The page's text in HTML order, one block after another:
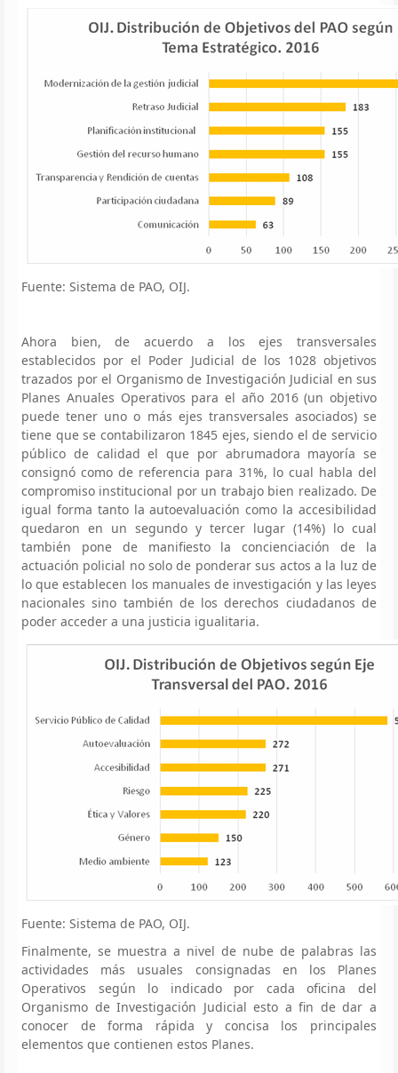
Fuente: Sistema de PAO, OIJ.
Ahora bien, de acuerdo a los ejes transversales
establecidos por el Poder Judicial de los 1028 objetivos
trazados por el Organismo de Investigación Judicial en sus
Planes Anuales Operativos para el año 2016 (un objetivo
puede tener uno o más ejes transversales asociados) se
tiene que se contabilizaron 1845 ejes, siendo el de servicio
público de calidad el que por abrumadora mayoría se
consignó como de referencia para 31%, lo cual habla del
compromiso institucional por un trabajo bien realizado. De
igual forma tanto la autoevaluación como la accesibilidad
quedaron en un segundo y tercer lugar (14%) lo cual
también pone de manifiesto la concienciación de la
actuación policial no solo de ponderar sus actos a la luz de
lo que establecen los manuales de investigación y las leyes
nacionales sino también de los derechos ciudadanos de
poder acceder a una justicia igualitaria.
Fuente: Sistema de PAO, OIJ.
Finalmente, se muestra a nivel de nube de palabras las
actividades más usuales consignadas en los Planes
Operativos según lo indicado por cada oficina del
Organismo de Investigación Judicial esto a fin de dar a
conocer de forma rápida y concisa los principales
elementos que contienen estos Planes.